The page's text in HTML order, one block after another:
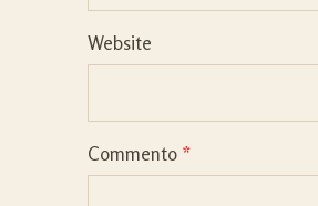
Website
Commento *